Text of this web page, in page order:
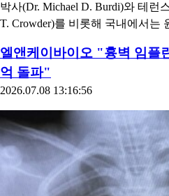
박사(Dr. Michael D. Burdi)와 테런
T. Crowder)를 비롯해 국내에서는
엘앤케이바이오 "흉벽 임플
억 돌파"
2026.07.08 13:16:56